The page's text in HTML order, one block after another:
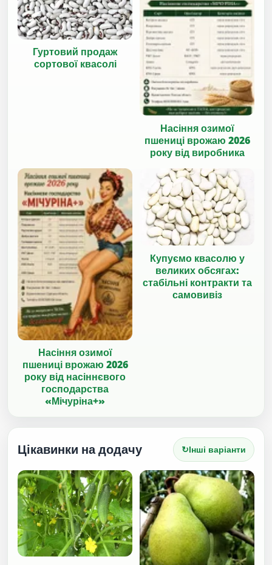
Гуртовий продаж
сортової квасолі
Насіння озимої
пшениці врожаю 2026
року від виробника
Насіння озимої
пшениці врожаю 2026
року від насіннєвого
господарства
«Мічуріна+»
Купуємо квасолю у
великих обсягах:
стабільні контракти та
самовивіз
Цікавинки на додачу ↻Інші варіанти